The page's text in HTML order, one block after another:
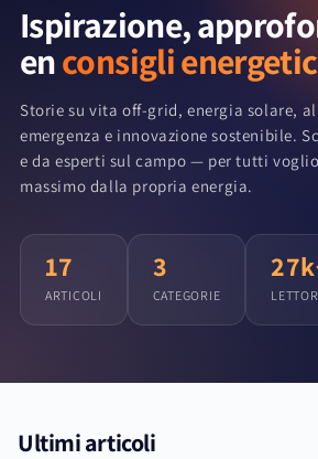
Ispirazione,
enconsigli
Storie su vita off-grid, energia solare,
emergenza e innovazione sostenibile.
e da esperti sul campo — per tutti
massimo dalla propria energia.
17
ARTICOLI
3
CATEGORIE
Ultimi articoli